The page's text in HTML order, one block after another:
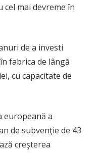
mai devreme în
de a investi
fabrica de lângă
cu capacitate de
europeană a
de subvenţie de 43
creşterea